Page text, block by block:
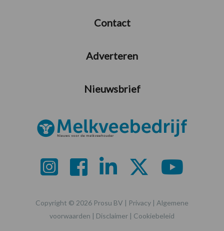
Contact
Adverteren
Nieuwsbrief
Copyright © 2026 Prosu BV | Privacy | Algemene
voorwaarden | Disclaimer | Cookiebeleid